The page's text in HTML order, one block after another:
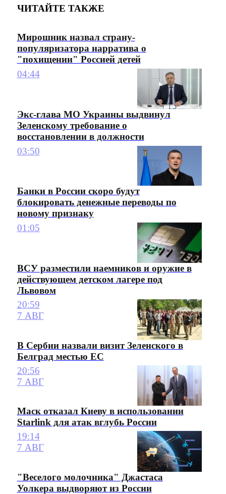
ЧИТАЙТЕ ТАКЖЕ
Мирошник назвал страну-
популяризатора нарратива о
"похищении" Россией детей
04:44
Экс-глава МО Украины выдвинул
Зеленскому требование о
восстановлении в должности
03:50
Банки в России скоро будут
блокировать денежные переводы по
новому признаку
01:05
ВСУ разместили наемников и оружие в
действующем детском лагере под
Львовом
20:59
7 АВГ
В Сербии назвали визит Зеленского в
Белград местью ЕС
20:56
7 АВГ
Маск отказал Киеву в использовании
Starlink для атак вглубь России
19:14
7 АВГ
"Веселого молочника" Джастаса
Уолкера выдворяют из России